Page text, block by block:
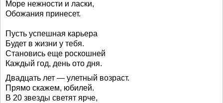
Море нежности и ласки,
Обожания принесет.
Пусть успешная карьера
Будет в жизни у тебя.
Становись еще роскошней
Каждый год, день ото дня.
Двадцать лет — улетный возраст.
Прямо скажем, юбилей.
В 20 звезды светят ярче,